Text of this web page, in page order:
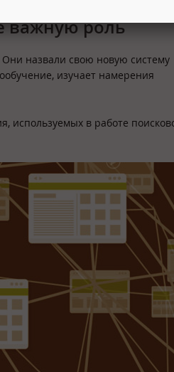
важную роль
назвали свою новую систему
изучает намерения
используемых в работе